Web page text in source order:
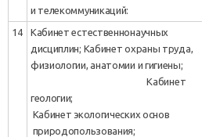
и телекоммуникаций:
14
Кабинет естественнонаучных
дисциплин; Кабинет охраны труда,
физиологии, анатомии и гигиены;
Кабинет
геологии;
Кабинет экологических основ
природопользования;